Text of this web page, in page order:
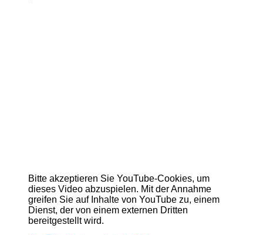
Bitte akzeptieren Sie YouTube-Cookies, um
dieses Video abzuspielen. Mit der Annahme
greifen Sie auf Inhalte von YouTube zu, einem
Dienst, der von einem externen Dritten
bereitgestellt wird.